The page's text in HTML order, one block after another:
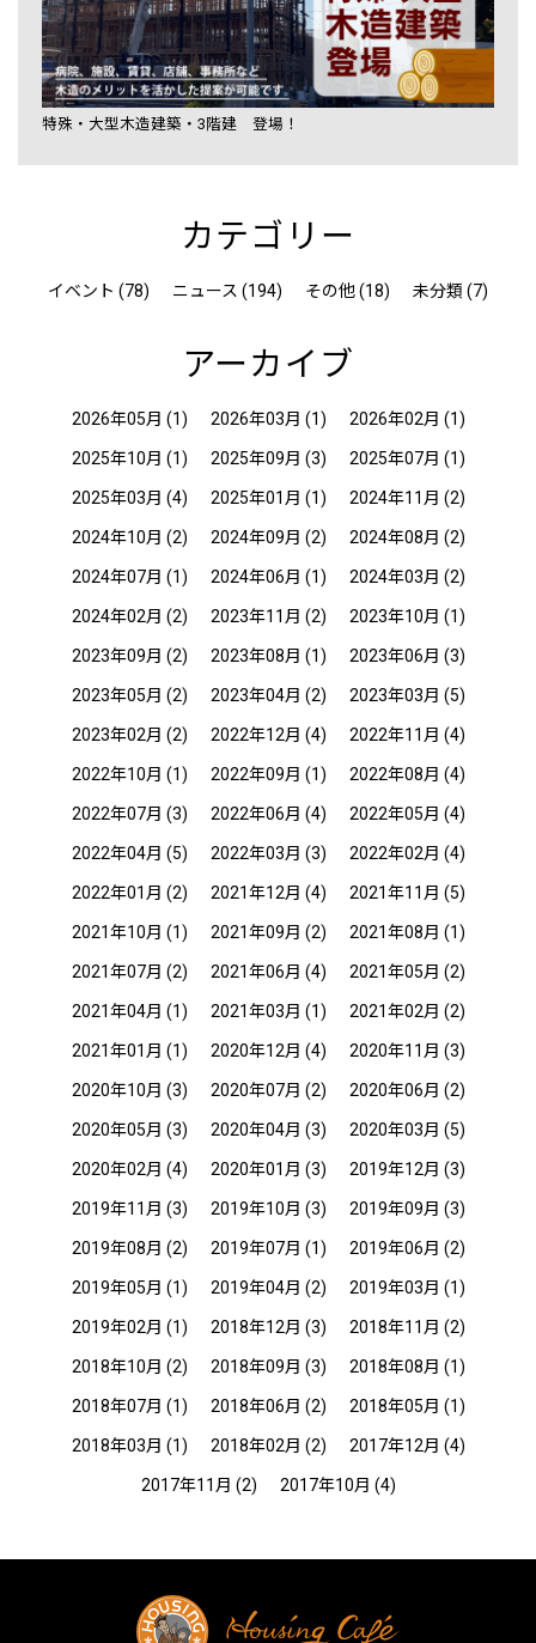
特殊・大型木造建築・3階建 登場！
カテゴリー
イベント (78) ニュース (194) その他 (18) 未分類 (7)
アーカイブ
2026年05月 (1) 2026年03月 (1) 2026年02月 (1)
2025年10月 (1) 2025年09月 (3) 2025年07月 (1)
2025年03月 (4) 2025年01月 (1) 2024年11月 (2)
2024年10月 (2) 2024年09月 (2) 2024年08月 (2)
2024年07月 (1) 2024年06月 (1) 2024年03月 (2)
2024年02月 (2) 2023年11月 (2) 2023年10月 (1)
2023年09月 (2) 2023年08月 (1) 2023年06月 (3)
2023年05月 (2) 2023年04月 (2) 2023年03月 (5)
2023年02月 (2) 2022年12月 (4) 2022年11月 (4)
2022年10月 (1) 2022年09月 (1) 2022年08月 (4)
2022年07月 (3) 2022年06月 (4) 2022年05月 (4)
2022年04月 (5) 2022年03月 (3) 2022年02月 (4)
2022年01月 (2) 2021年12月 (4) 2021年11月 (5)
2021年10月 (1) 2021年09月 (2) 2021年08月 (1)
2021年07月 (2) 2021年06月 (4) 2021年05月 (2)
2021年04月 (1) 2021年03月 (1) 2021年02月 (2)
2021年01月 (1) 2020年12月 (4) 2020年11月 (3)
2020年10月 (3) 2020年07月 (2) 2020年06月 (2)
2020年05月 (3) 2020年04月 (3) 2020年03月 (5)
2020年02月 (4) 2020年01月 (3) 2019年12月 (3)
2019年11月 (3) 2019年10月 (3) 2019年09月 (3)
2019年08月 (2) 2019年07月 (1) 2019年06月 (2)
2019年05月 (1) 2019年04月 (2) 2019年03月 (1)
2019年02月 (1) 2018年12月 (3) 2018年11月 (2)
2018年10月 (2) 2018年09月 (3) 2018年08月 (1)
2018年07月 (1) 2018年06月 (2) 2018年05月 (1)
2018年03月 (1) 2018年02月 (2) 2017年12月 (4)
2017年11月 (2) 2017年10月 (4)